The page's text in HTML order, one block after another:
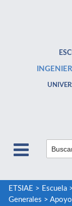
ETSIAE > Escuela
Generales >